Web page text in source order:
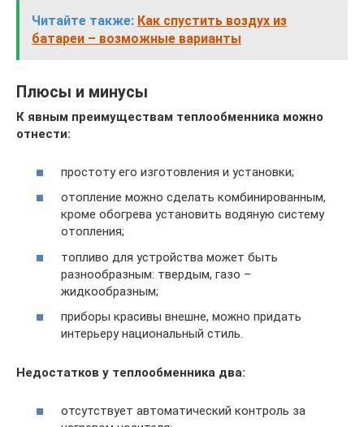
Читайте также: Как спустить воздух из
батареи – возможные варианты
Плюсы и минусы
К явным преимуществам теплообменника можно
отнести:
простоту его изготовления и установки;
отопление можно сделать комбинированным,
кроме обогрева установить водяную систему
отопления;
топливо для устройства может быть
разнообразным: твердым, газо –
жидкообразным;
приборы красивы внешне, можно придать
интерьеру национальный стиль.
Недостатков у теплообменника два:
отсутствует автоматический контроль за